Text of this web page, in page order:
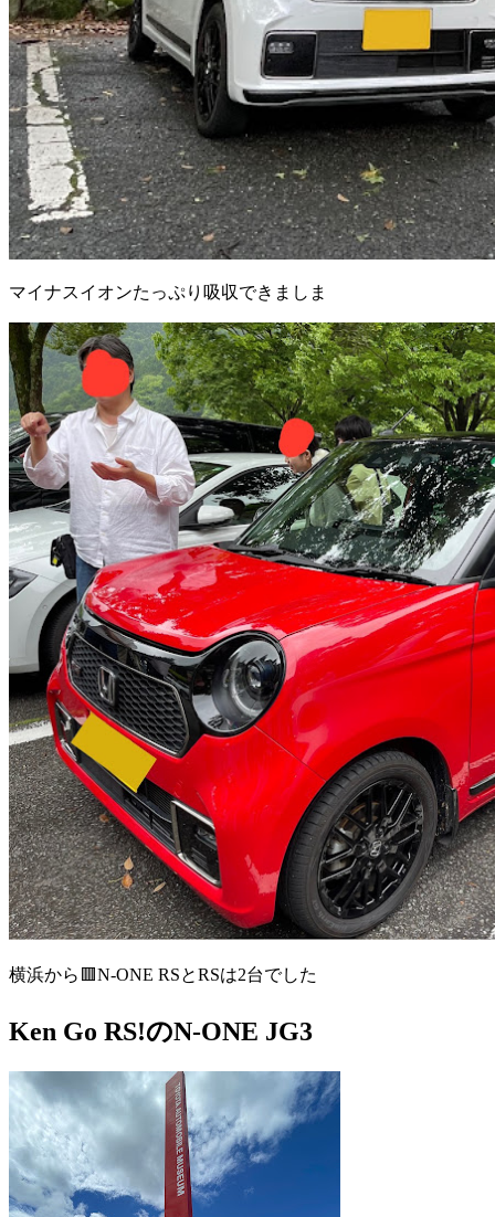
マイナスイオンたっぷり吸収できましま
横浜から🟥N-ONE RSとRSは2台でした
Ken Go RS!のN-ONE JG3